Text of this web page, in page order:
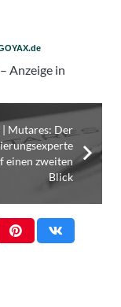
Anzeige in
| Mutares: Der
einen zweiten
Blick